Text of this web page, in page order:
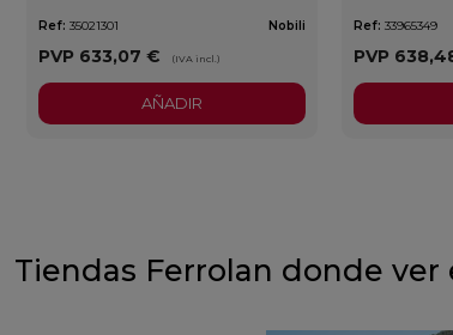
Ref: 35021301 Nobili
PVP 633,07 € (IVA incl.)
AÑADIR
Ref: 33965349
PVP
Tiendas Ferrolan donde